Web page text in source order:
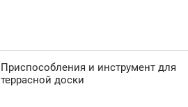
Приспособления и инструмент для
террасной доски